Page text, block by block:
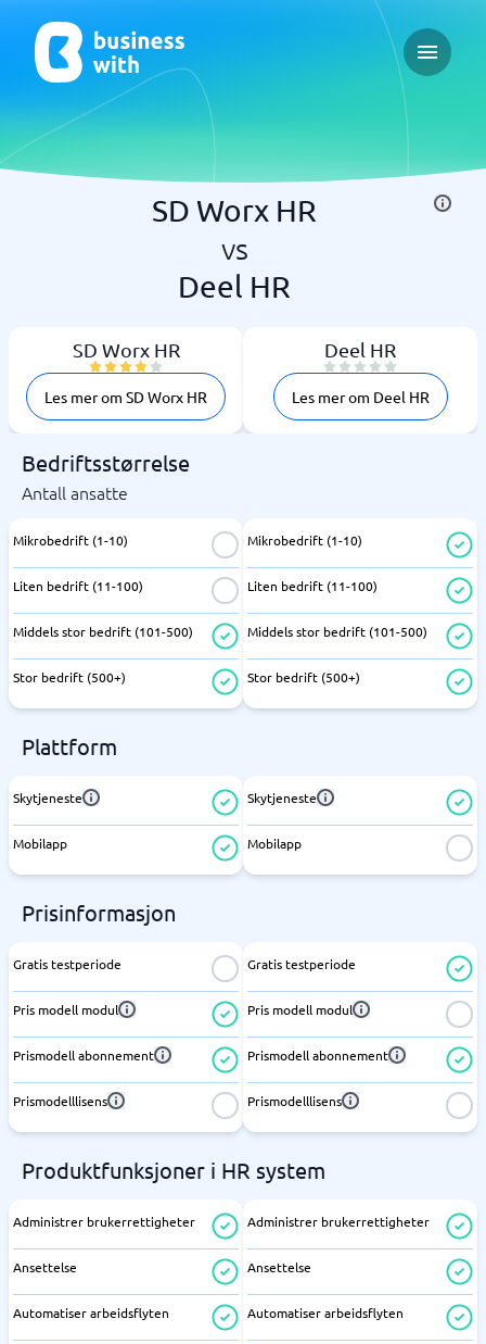
Open
SD Worx HR
vs
Deel HR
SD Worx HR
Les mer om SD Worx HR
Deel HR
Les mer om Deel HR
Bedriftsstørrelse
Antall ansatte
Mikrobedrift (1-10)
Liten bedrift (11-100)
Middels stor bedrift (101-500)
Stor bedrift (500+)
Mikrobedrift (1-10)
Liten bedrift (11-100)
Middels stor bedrift (101-500)
Stor bedrift (500+)
Plattform
Skytjeneste
Mobilapp
Skytjeneste
Mobilapp
Prisinformasjon
Gratis testperiode
Pris modell modul
Prismodell abonnement
Prismodelllisens
Gratis testperiode
Pris modell modul
Prismodell abonnement
Prismodelllisens
Produktfunksjoner i HR system
Administrer brukerrettigheter
Ansettelse
Automatiser arbeidsflyten
Administrer brukerrettigheter
Ansettelse
Automatiser arbeidsflyten